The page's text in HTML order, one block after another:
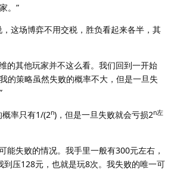
。”
这场博弈不用交税，胜负看起来各半，其
的其他玩家并不这么看。我们回到一开始
的策略虽然失败的概率不大，但是一旦失
概率只有1/(2n)，但是一旦失败就会亏损2n左
能失败的情况。我手里一般有300元左右，
到压128元，也就是玩8次。我失败的唯一可